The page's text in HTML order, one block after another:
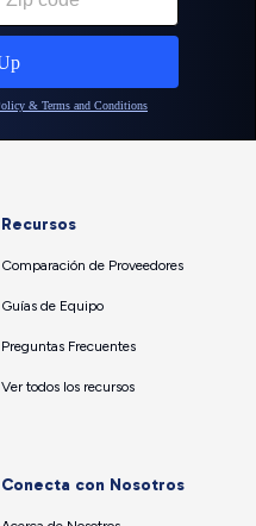
Recursos
Comparación de Proveedores
Guías de Equipo
Preguntas Frecuentes
Ver todos los recursos
Conecta con Nosotros